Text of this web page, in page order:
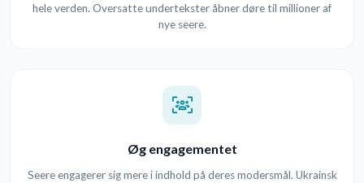
hele verden. Oversatte undertekster åbner døre til millioner af
nye seere.
Øg engagementet
Seere engagerer sig mere i indhold på deres modersmål. Ukrainsk